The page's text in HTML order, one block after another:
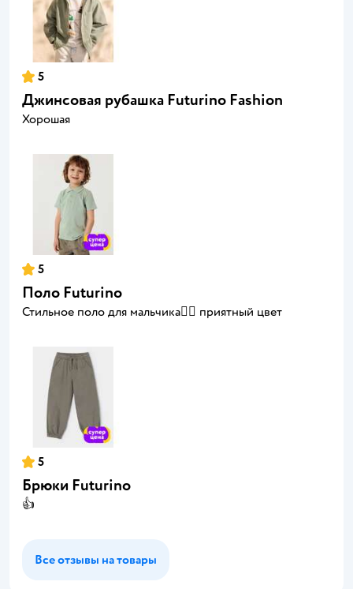
5
Джинсовая рубашка Futurino Fashion
Хорошая
5
Поло Futurino
Стильное поло для мальчика👍🏻 приятный цвет
5
Брюки Futurino
👍
Все отзывы на товары